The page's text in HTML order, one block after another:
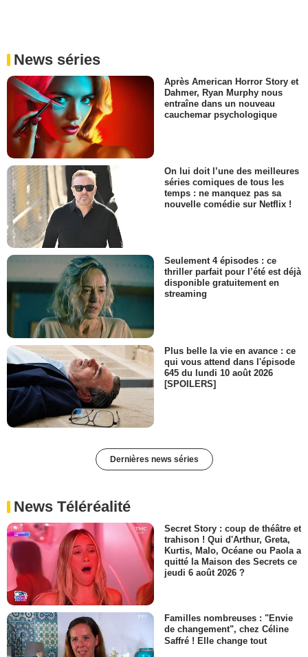
News séries
Après American Horror Story et
Dahmer, Ryan Murphy nous
entraîne dans un nouveau
cauchemar psychologique
On lui doit l’une des meilleures
séries comiques de tous les
temps : ne manquez pas sa
nouvelle comédie sur Netflix !
Seulement 4 épisodes : ce
thriller parfait pour l’été est déjà
disponible gratuitement en
streaming
Plus belle la vie en avance : ce
qui vous attend dans l'épisode
645 du lundi 10 août 2026
[SPOILERS]
Dernières news séries
News Téléréalité
Secret Story : coup de théâtre et
trahison ! Qui d'Arthur, Greta,
Kurtis, Malo, Océane ou Paola a
quitté la Maison des Secrets ce
jeudi 6 août 2026 ?
Familles nombreuses : "Envie
de changement", chez Céline
Saffré ! Elle change tout